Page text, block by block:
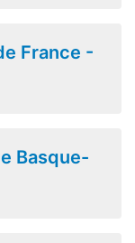
France -
Basque-